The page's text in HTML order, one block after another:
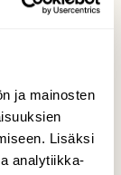
ja mainosten
Lisäksi
analytiikka-